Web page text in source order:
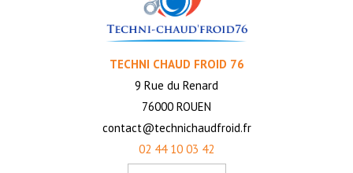
TECHNI CHAUD FROID 76
9 Rue du Renard
76000 ROUEN
contact@technichaudfroid.fr
02 44 10 03 42